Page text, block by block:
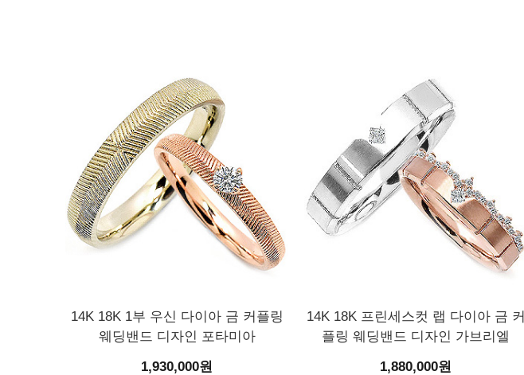
14K 18K 1부 우신 다이아 금 커플링
웨딩밴드 디자인 포타미아
1,930,000원
14K 18K 프린세스컷 랩 다이아 금 커
플링 웨딩밴드 디자인 가브리엘
1,880,000원